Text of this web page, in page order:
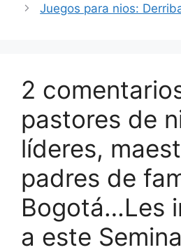
Juegos para nios:
2
pastores de
líderes,
padres de
Bogotá…Les
a este